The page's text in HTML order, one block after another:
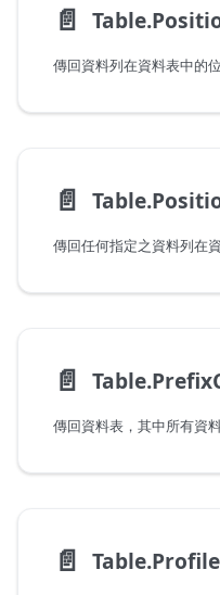
📄️
傳回資料列在資料表中的位
📄️
傳回任何指定之資料列在
📄️
傳回資料表，其中所有資
📄️ Table.Profile